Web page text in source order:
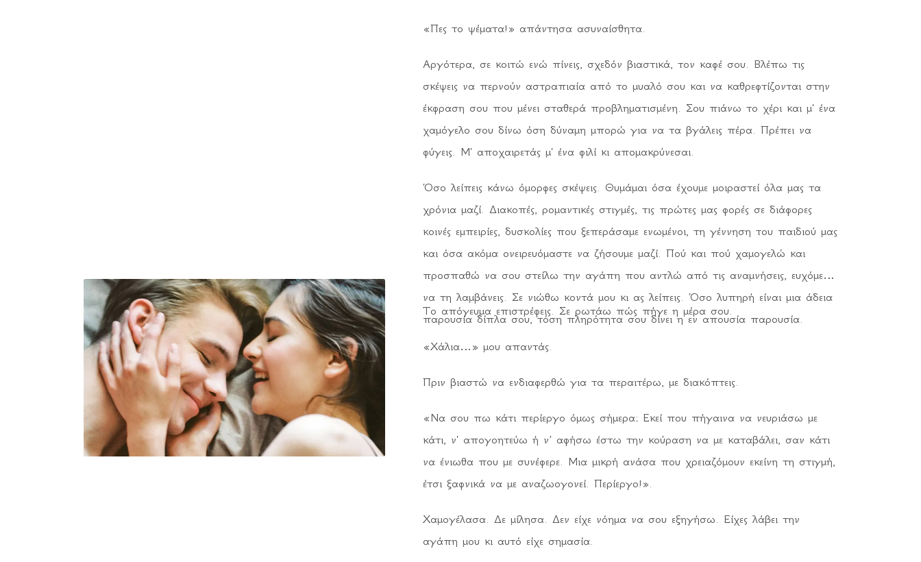
«Πες το ψέματα!» απάντησα ασυναίσθητα.
Αργότερα, σε κοιτώ ενώ πίνεις, σχεδόν βιαστικά, τον καφέ σου. Βλέπω τις
σκέψεις να περνούν αστραπιαία από το μυαλό σου και να καθρεφτίζονται στην
έκφραση σου που μένει σταθερά προβληματισμένη. Σου πιάνω το χέρι και μ' ένα
χαμόγελο σου δίνω όση δύναμη μπορώ για να τα βγάλεις πέρα. Πρέπει να
φύγεις. Μ' αποχαιρετάς μ' ένα φιλί κι απομακρύνεσαι.
Όσο λείπεις κάνω όμορφες σκέψεις. Θυμάμαι όσα έχουμε μοιραστεί όλα μας τα
χρόνια μαζί. Διακοπές, ρομαντικές στιγμές, τις πρώτες μας φορές σε διάφορες
κοινές εμπειρίες, δυσκολίες που ξεπεράσαμε ενωμένοι, τη γέννηση του παιδιού μας
και όσα ακόμα ονειρευόμαστε να ζήσουμε μαζί. Πού και πού χαμογελώ και
προσπαθώ να σου στείλω την αγάπη που αντλώ από τις αναμνήσεις, ευχόμενη
να τη λαμβάνεις. Σε νιώθω κοντά μου κι ας λείπεις. Όσο λυπηρή είναι μια άδεια
παρουσία δίπλα σου, τόση πληρότητα σου δίνει η εν απουσία παρουσία.
Το απόγευμα επιστρέφεις. Σε ρωτάω πώς πήγε η μέρα σου.
«Χάλια…» μου απαντάς.
Πριν βιαστώ να ενδιαφερθώ για τα περαιτέρω, με διακόπτεις.
«Να σου πω κάτι περίεργο όμως σήμερα; Εκεί που πήγαινα να νευριάσω με
κάτι, ν' απογοητεύω ή ν’ αφήσω έστω την κούραση να με καταβάλει, σαν κάτι
να ένιωθα που με συνέφερε. Μια μικρή ανάσα που χρειαζόμουν εκείνη τη στιγμή,
έτσι ξαφνικά να με αναζωογονεί. Περίεργο!».
Χαμογέλασα. Δε μίλησα. Δεν είχε νόημα να σου εξηγήσω. Είχες λάβει την
αγάπη μου κι αυτό είχε σημασία.